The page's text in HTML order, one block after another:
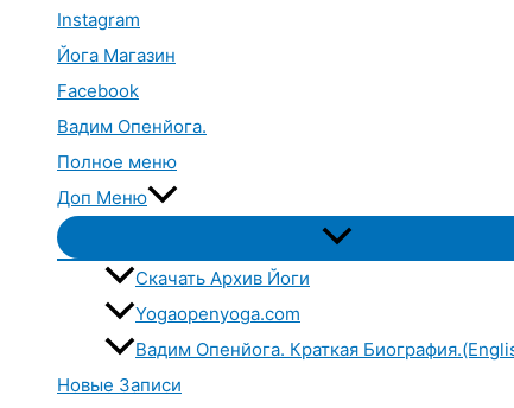
Instagram
Йога Магазин
Facebook
Вадим Опенйога.
Полное меню
Доп Меню
Переключатель
меню
Скачать Архив Йоги
Yogaopenyoga.com
Вадим Опенйога. Краткая
Новые Записи